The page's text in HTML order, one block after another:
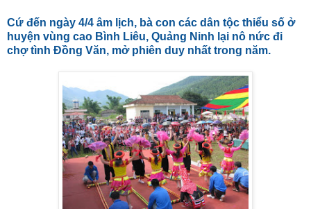
Cứ đến ngày 4/4 âm lịch, bà con các dân tộc thiểu số ở
huyện vùng cao Bình Liêu, Quảng Ninh lại nô nức đi
chợ tình Đồng Văn, mở phiên duy nhất trong năm.